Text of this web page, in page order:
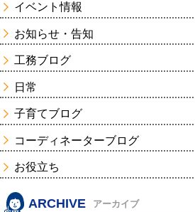
イベント情報
お知らせ・告知
工務ブログ
日常
子育てブログ
コーディネーターブログ
お役立ち
ARCHIVE アーカイブ